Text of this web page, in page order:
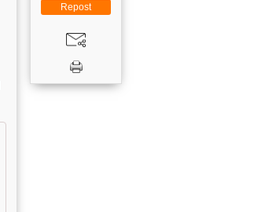
Repost